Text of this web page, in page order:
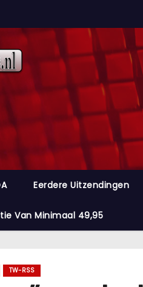
Eerdere Uitzendingen
Van Minimaal 49,95
TW-RSS